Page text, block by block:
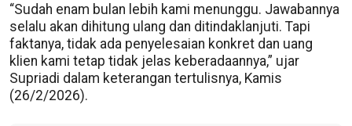
“Sudah enam bulan lebih kami menunggu. Jawabannya
selalu akan dihitung ulang dan ditindaklanjuti. Tapi
faktanya, tidak ada penyelesaian konkret dan uang
klien kami tetap tidak jelas keberadaannya,” ujar
Supriadi dalam keterangan tertulisnya, Kamis
(26/2/2026).